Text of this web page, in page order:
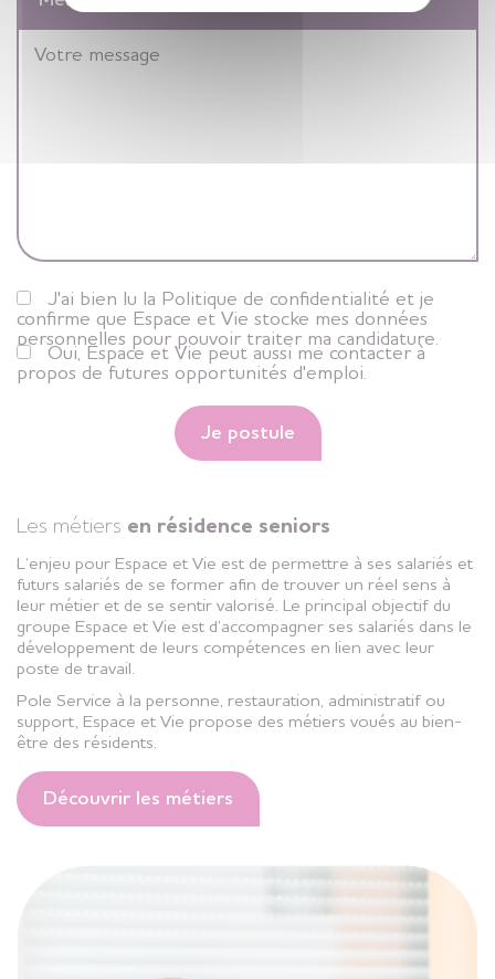
J'ai bien lu la Politique de confidentialité et je
confirme que Espace et Vie stocke mes données
personnelles pour pouvoir traiter ma candidature.
Oui, Espace et Vie peut aussi me contacter à
propos de futures opportunités d'emploi.
Je postule
Les métiers en résidence seniors
L’enjeu pour Espace et Vie est de permettre à ses salariés et
futurs salariés de se former afin de trouver un réel sens à
leur métier et de se sentir valorisé. Le principal objectif du
groupe Espace et Vie est d’accompagner ses salariés dans le
développement de leurs compétences en lien avec leur
poste de travail.
Pole Service à la personne, restauration, administratif ou
support, Espace et Vie propose des métiers voués au bien-
être des résidents.
Découvrir les métiers